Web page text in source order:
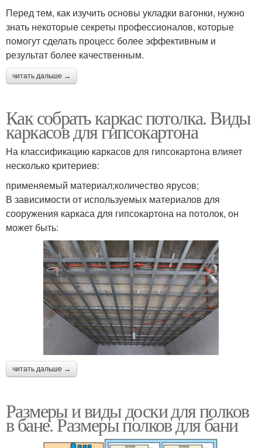
Перед тем, как изучить основы укладки вагонки, нужно
знать некоторые секреты профессионалов, которые
помогут сделать процесс более эффективным и
результат более качественным.
читать дальше →
Как собрать каркас потолка. Виды
каркасов для гипсокартона
На классификацию каркасов для гипсокартона влияет
несколько критериев:
применяемый материал;количество ярусов;
В зависимости от используемых материалов для
сооружения каркаса для гипсокартона на потолок, он
может быть:
читать дальше →
Размеры и виды доски для полков
в бане. Размеры полков для бани